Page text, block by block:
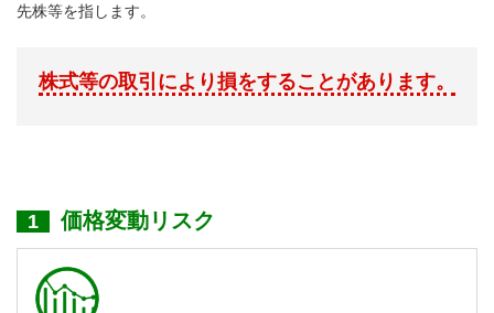
先株等を指します。
株式等の取引により損をすることがあります。
1 価格変動リスク